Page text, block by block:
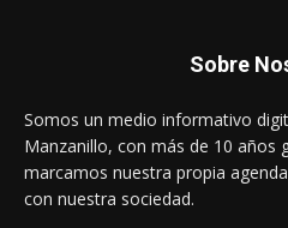
Sobre
Somos un medio informativo
Manzanillo, con más de 10 años
marcamos nuestra propia
con nuestra sociedad.